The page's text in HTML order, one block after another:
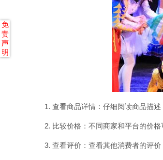
1. 查看商品详情：仔细阅读商品描
2. 比较价格：不同商家和平台的价
3. 查看评价：查看其他消费者的评
免
责
声
明